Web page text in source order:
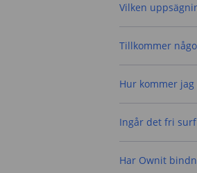
Vilken
Tillkommer
Hur kommer
Ingår det fri
Har Ownit